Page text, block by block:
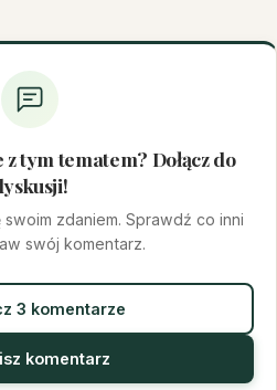
tym tematem? Dołącz do
zdaniem. Sprawdź co inni
swój komentarz.
3 komentarze
komentarz